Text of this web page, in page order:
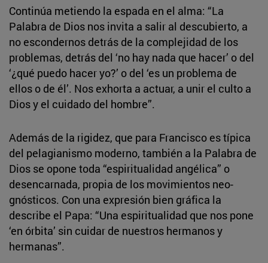
Continúa metiendo la espada en el alma: “La
Palabra de Dios nos invita a salir al descubierto, a
no escondernos detrás de la complejidad de los
problemas, detrás del ‘no hay nada que hacer’ o del
‘¿qué puedo hacer yo?’ o del ‘es un problema de
ellos o de él’. Nos exhorta a actuar, a unir el culto a
Dios y el cuidado del hombre”.
Además de la rigidez, que para Francisco es típica
del pelagianismo moderno, también a la Palabra de
Dios se opone toda “espiritualidad angélica” o
desencarnada, propia de los movimientos neo-
gnósticos. Con una expresión bien gráfica la
describe el Papa: “Una espiritualidad que nos pone
‘en órbita’ sin cuidar de nuestros hermanos y
hermanas”.